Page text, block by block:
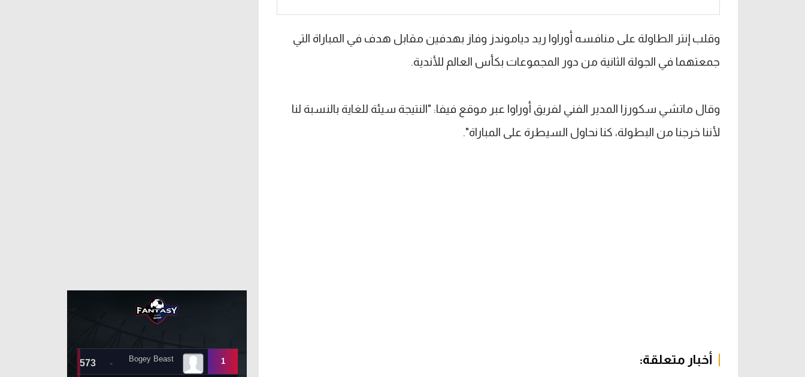
وقلب إنتر الطاولة على منافسه أوراوا ريد دياموندز وفاز بهدفين مقابل هدف في المباراة التي
جمعتهما في الجولة الثانية من دور المجموعات بكأس العالم للأندية.
وقال ماتشي سكورزا المدير الفني لفريق أوراوا عبر موقع فيفا: "النتيجة سيئة للغاية بالنسبة لنا
لأننا خرجنا من البطولة، كنا نحاول السيطرة على المباراة".
أخبار متعلقة: